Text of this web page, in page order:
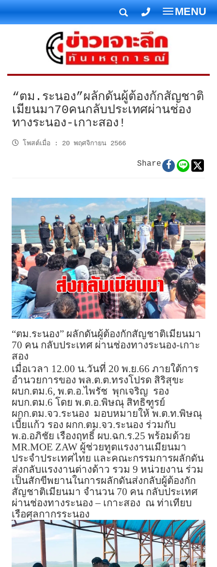
T
o
g
g
l
e
n
a
v
t
n
MENU
“ตม.ระนอง”ผลักดันผู้ต้องกักสัญชาติ
เมียนมา70คนกลับประเทศผ่านช่อง
ทางระนอง-เกาะสอง!
โพสต์เมื่อ : 20 พฤศจิกายน 2566
Share
“ตม.ระนอง” ผลักดันผู้ต้องกักสัญชาติเมียนมา
70 คน กลับประเทศ ผ่านช่องทางระนอง-เกาะ
สอง
เมื่อเวลา 12.00 น.วันที่ 20 พ.ย.66 ภายใต้การ
อำนวยการของ พล.ต.ต.ทรงโปรด สิริสุขะ
ผบก.ตม.6, พ.ต.อ.ไพรัช พุกเจริญ รอง
ผบก.ตม.6 โดย พ.ต.อ.พิษณุ สิทธิฑูรย์
ผกก.ตม.จว.ระนอง มอบหมายให้ พ.ต.ท.พิษณุ
เบี้ยแก้ว รอง ผกก.ตม.จว.ระนอง ร่วมกับ
พ.อ.อภิชัย เรืองฤทธิ์ ผบ.ฉก.ร.25 พร้อมด้วย
MR.MOE ZAW ผู้ช่วยทูตแรงงานเมียนมา
ประจำประเทศไทย และคณะกรรมการผลักดัน
ส่งกลับแรงงานต่างด้าว รวม 9 หน่วยงาน ร่วม
เป็นสักขีพยานในการผลักดันส่งกลับผู้ต้องกัก
สัญชาติเมียนมา จำนวน 70 คน กลับประเทศ
ผ่านช่องทางระนอง – เกาะสอง ณ ท่าเทียบ
เรือศุลกากรระนอง